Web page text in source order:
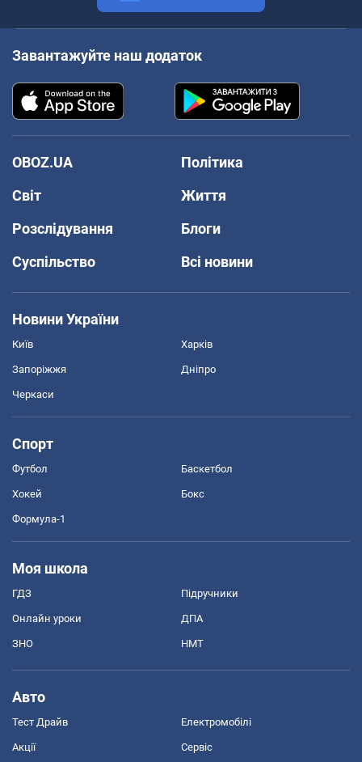
Завантажуйте наш додаток
OBOZ.UA
Політика
Світ
Життя
Розслідування
Блоги
Суспільство
Всі новини
Новини України
Київ Харків
Запоріжжя Дніпро
Черкаси
Спорт
Футбол Баскетбол
Хокей Бокс
Формула-1
Моя школа
ГДЗ Підручники
Онлайн уроки ДПА
ЗНО НМТ
Авто
Тест Драйв Електромобілі
Акції Сервіс